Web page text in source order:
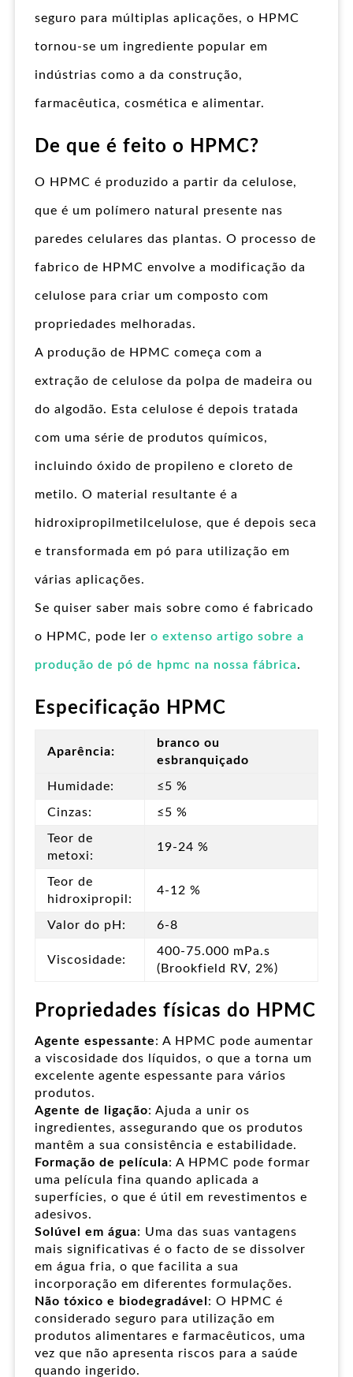
seguro para múltiplas aplicações, o HPMC
tornou-se um ingrediente popular em
indústrias como a da construção,
farmacêutica, cosmética e alimentar.
De que é feito o HPMC?
O HPMC é produzido a partir da celulose,
que é um polímero natural presente nas
paredes celulares das plantas. O processo de
fabrico de HPMC envolve a modificação da
celulose para criar um composto com
propriedades melhoradas.
A produção de HPMC começa com a
extração de celulose da polpa de madeira ou
do algodão. Esta celulose é depois tratada
com uma série de produtos químicos,
incluindo óxido de propileno e cloreto de
metilo. O material resultante é a
hidroxipropilmetilcelulose, que é depois seca
e transformada em pó para utilização em
várias aplicações.
Se quiser saber mais sobre como é fabricado
o HPMC, pode ler o extenso artigo sobre a
produção de pó de hpmc na nossa fábrica.
Especificação HPMC
Aparência:
branco ou
esbranquiçado
Humidade: ≤5 %
Cinzas: ≤5 %
Teor de
metoxi:
19-24 %
Teor de
hidroxipropil:
4-12 %
Valor do pH: 6-8
Viscosidade:
400-75.000 mPa.s
(Brookfield RV, 2%)
Propriedades físicas do HPMC
Agente espessante: A HPMC pode aumentar
a viscosidade dos líquidos, o que a torna um
excelente agente espessante para vários
produtos.
Agente de ligação: Ajuda a unir os
ingredientes, assegurando que os produtos
mantêm a sua consistência e estabilidade.
Formação de película: A HPMC pode formar
uma película fina quando aplicada a
superfícies, o que é útil em revestimentos e
adesivos.
Solúvel em água: Uma das suas vantagens
mais significativas é o facto de se dissolver
em água fria, o que facilita a sua
incorporação em diferentes formulações.
Não tóxico e biodegradável : O HPMC é
considerado seguro para utilização em
produtos alimentares e farmacêuticos, uma
vez que não apresenta riscos para a saúde
quando ingerido.